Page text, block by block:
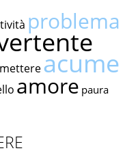
problema
acume
amore paura